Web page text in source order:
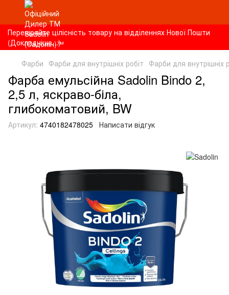
Перевіряйте цілісність товару на відділеннях Нової Пошти
(Докладніше...)
Фарби Фарби для внутрішніх робіт Фарби для внутрішніх
Фарба емульсійна Sadolin Bindo 2,
2,5 л, яскраво-біла,
глибокоматовий, BW
Артикул: 4740182478025 Написати відгук